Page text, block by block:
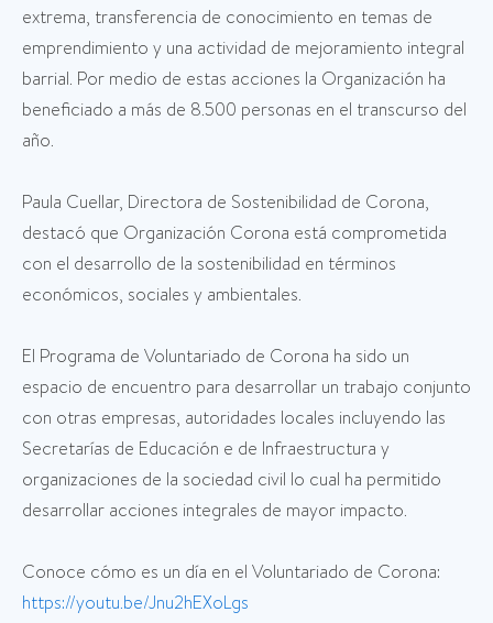
extrema, transferencia de conocimiento en temas de
emprendimiento y una actividad de mejoramiento integral
barrial. Por medio de estas acciones la Organización ha
beneficiado a más de 8.500 personas en el transcurso del
año.
Paula Cuellar, Directora de Sostenibilidad de Corona,
destacó que Organización Corona está comprometida
con el desarrollo de la sostenibilidad en términos
económicos, sociales y ambientales.
El Programa de Voluntariado de Corona ha sido un
espacio de encuentro para desarrollar un trabajo conjunto
con otras empresas, autoridades locales incluyendo las
Secretarías de Educación e de Infraestructura y
organizaciones de la sociedad civil lo cual ha permitido
desarrollar acciones integrales de mayor impacto.
Conoce cómo es un día en el Voluntariado de Corona:
https://youtu.be/Jnu2hEXoLgs